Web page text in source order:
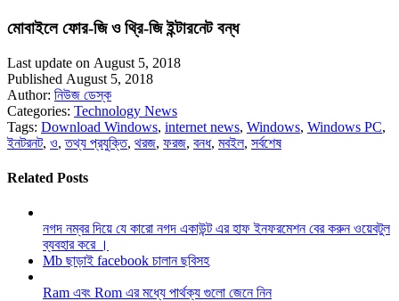
মোবাইলে ফোর-জি ও থ্রি-জি ইন্টারনেট বন্ধ
Last update on August 5, 2018
Published August 5, 2018
Author: নিউজ ডেস্ক
Categories: Technology News
Tags: Download Windows, internet news, Windows, Windows PC,
ইনটরনট, ও,তথ্য প্রযুক্তি, থরজ, ফরজ, বনধ, মবইল, সর্বশেষ
Related Posts
নগদ নম্বর দিয়ে যে কারো নগদ একাউন্ট এর হাফ ইনফরমেশন বের করুন ওয়েবটুল
ব্যবহার করে ।
Mb ছাড়াই facebook চালান ছবিসহ
Ram এবং Rom এর মধ্যে পার্থক্য গুলো জেনে নিন